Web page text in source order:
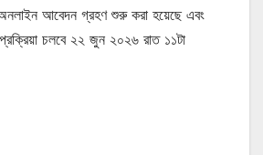
আবেদন গ্রহণ শুরু করা হয়েছে এবং
চলবে ২২ জুন ২০২৬ রাত ১১টা